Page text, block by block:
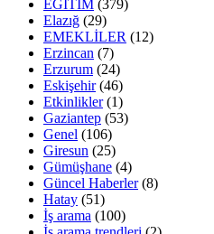
EĞİTİM (379)
Elazığ (29)
EMEKLİLER (12)
Erzincan (7)
Erzurum (24)
Eskişehir(46)
Etkinlikler(1)
Gaziantep (53)
Genel (106)
Giresun (25)
Gümüşhane (4)
Güncel Haberler(8)
Hatay (51)
İş arama (100)